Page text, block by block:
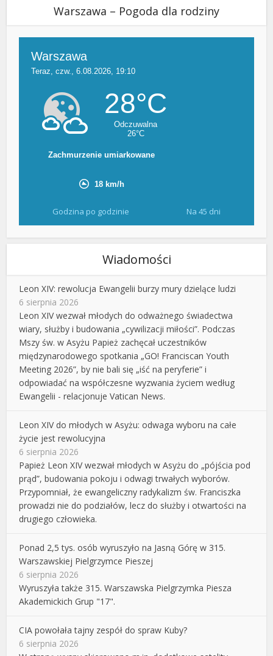
Warszawa – Pogoda dla rodziny
Godzina po godzinie Na 45 dni
Wiadomości
Leon XIV: rewolucja Ewangelii burzy mury dzielące ludzi
6 sierpnia 2026
Leon XIV wezwał młodych do odważnego świadectwa
wiary, służby i budowania „cywilizacji miłości”. Podczas
Mszy św. w Asyżu Papież zachęcał uczestników
międzynarodowego spotkania „GO! Franciscan Youth
Meeting 2026”, by nie bali się „iść na peryferie” i
odpowiadać na współczesne wyzwania życiem według
Ewangelii - relacjonuje Vatican News.
Leon XIV do młodych w Asyżu: odwaga wyboru na całe
życie jest rewolucyjna
6 sierpnia 2026
Papież Leon XIV wezwał młodych w Asyżu do „pójścia pod
prąd”, budowania pokoju i odwagi trwałych wyborów.
Przypomniał, że ewangeliczny radykalizm św. Franciszka
prowadzi nie do podziałów, lecz do służby i otwartości na
drugiego człowieka.
Ponad 2,5 tys. osób wyruszyło na Jasną Górę w 315.
Warszawskiej Pielgrzymce Pieszej
6 sierpnia 2026
Wyruszyła także 315. Warszawska Pielgrzymka Piesza
Akademickich Grup "17".
CIA powołała tajny zespół do spraw Kuby?
6 sierpnia 2026